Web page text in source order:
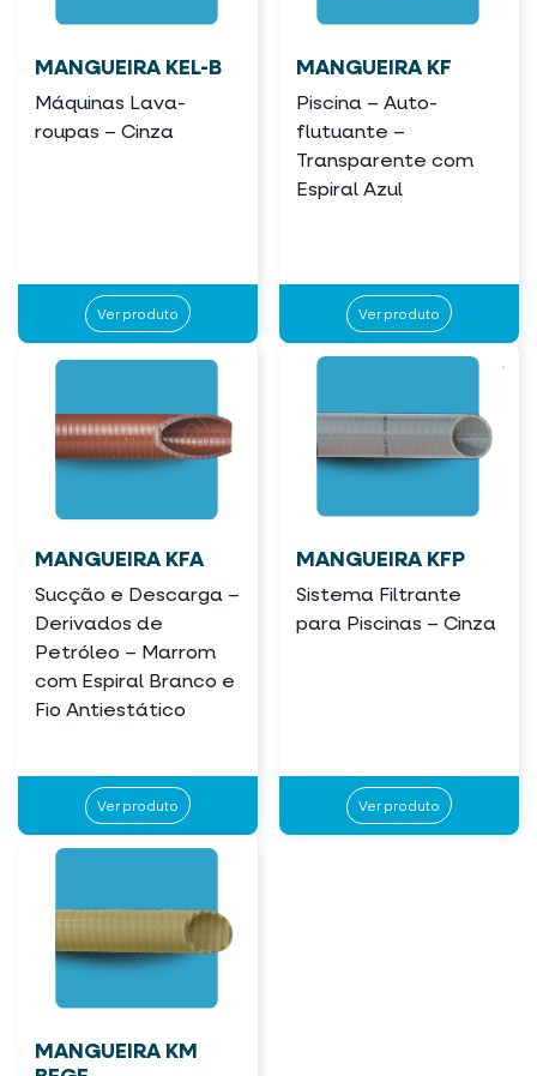
MANGUEIRA KEL-B
Máquinas Lava-
roupas – Cinza
Ver produto
MANGUEIRA KF
Piscina – Auto-
flutuante –
Transparente com
Espiral Azul
Ver produto
MANGUEIRA KFA
Sucção e Descarga –
Derivados de
Petróleo – Marrom
com Espiral Branco e
Fio Antiestático
Ver produto
MANGUEIRA KFP
Sistema Filtrante
para Piscinas – Cinza
Ver produto
MANGUEIRA KM